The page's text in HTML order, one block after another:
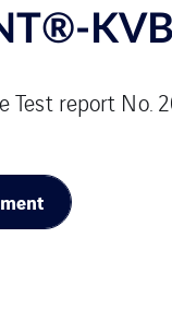
Test report No.